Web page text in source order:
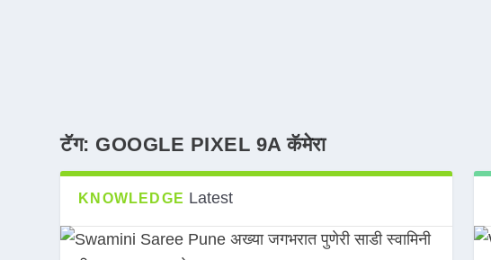
टॅग: GOOGLE PIXEL 9A कॅमेरा
KNOWLEDGE Latest